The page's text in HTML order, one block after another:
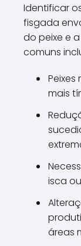
Identificar
fisgada
do peixe e
comuns
mais
isca
áreas